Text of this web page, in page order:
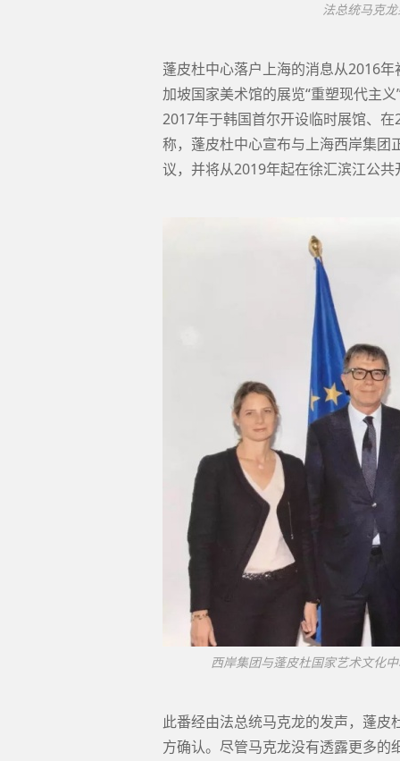
法总统马克
蓬皮杜中心落户上海的消息从2016
加坡国家美术馆的展览“重塑现代主
2017年于韩国首尔开设临时展馆、
称，蓬皮杜中心宣布与上海西岸集团
议，并将从2019年起在徐汇滨江公共
西岸集团与蓬皮杜国家艺术文化
此番经由法总统马克龙的发声，蓬皮
方确认。尽管马克龙没有透露更多的